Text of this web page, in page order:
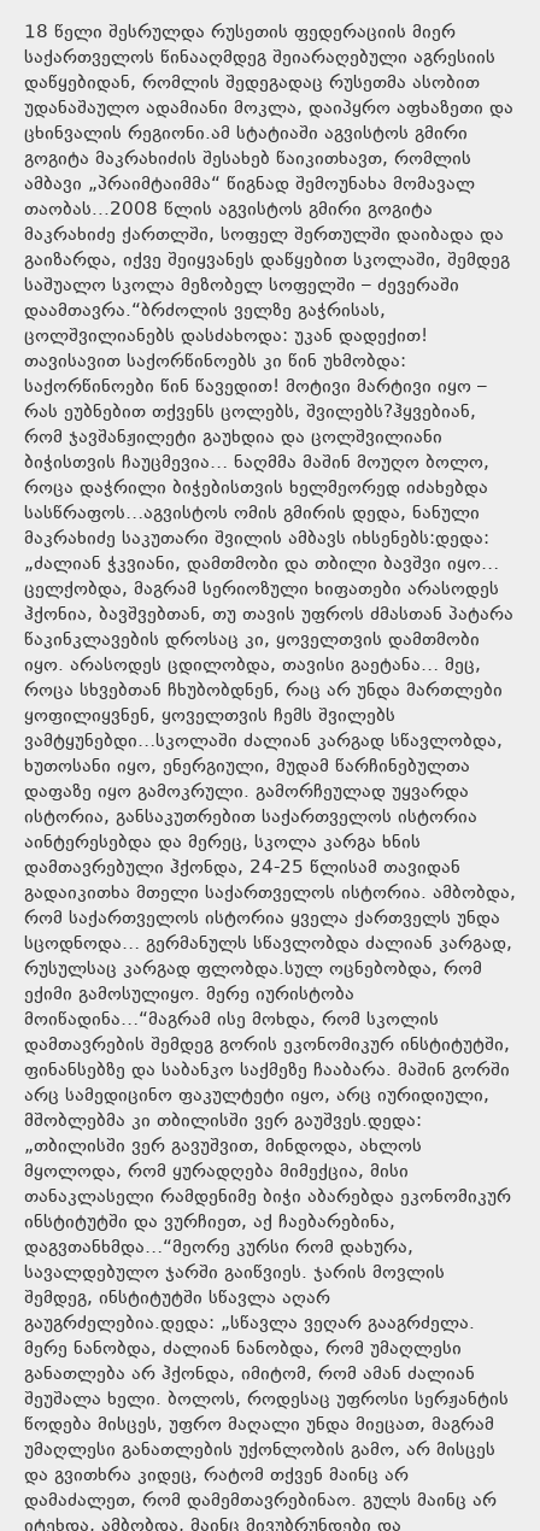
18 წელი შესრულდა რუსეთის ფედერაციის მიერ
საქართველოს წინააღმდეგ შეიარაღებული აგრესიის
დაწყებიდან, რომლის შედეგადაც რუსეთმა ასობით
უდანაშაულო ადამიანი მოკლა, დაიპყრო აფხაზეთი და
ცხინვალის რეგიონი.ამ სტატიაში აგვისტოს გმირი
გოგიტა მაკრახიძის შესახებ წაიკითხავთ, რომლის
ამბავი „პრაიმტაიმმა“ წიგნად შემოუნახა მომავალ
თაობას...2008 წლის აგვისტოს გმირი გოგიტა
მაკრახიძე ქართლში, სოფელ შერთულში დაიბადა და
გაიზარდა, იქვე შეიყვანეს დაწყებით სკოლაში, შემდეგ
საშუალო სკოლა მეზობელ სოფელში – ძევერაში
დაამთავრა.“ბრძოლის ველზე გაჭრისას,
ცოლშვილიანებს დასძახოდა: უკან დადექით!
თავისავით საქორწინოებს კი წინ უხმობდა:
საქორწინოები წინ წავედით! მოტივი მარტივი იყო –
რას ეუბნებით თქვენს ცოლებს, შვილებს?ჰყვებიან,
რომ ჯავშანჟილეტი გაუხდია და ცოლშვილიანი
ბიჭისთვის ჩაუცმევია… ნაღმმა მაშინ მოუღო ბოლო,
როცა დაჭრილი ბიჭებისთვის ხელმეორედ იძახებდა
სასწრაფოს…აგვისტოს ომის გმირის დედა, ნანული
მაკრახიძე საკუთარი შვილის ამბავს იხსენებს:დედა:
„ძალიან ჭკვიანი, დამთმობი და თბილი ბავშვი იყო…
ცელქობდა, მაგრამ სერიოზული ხიფათები არასოდეს
ჰქონია, ბავშვებთან, თუ თავის უფროს ძმასთან პატარა
წაკინკლავების დროსაც კი, ყოველთვის დამთმობი
იყო. არასოდეს ცდილობდა, თავისი გაეტანა… მეც,
როცა სხვებთან ჩხუბობდნენ, რაც არ უნდა მართლები
ყოფილიყვნენ, ყოველთვის ჩემს შვილებს
ვამტყუნებდი…სკოლაში ძალიან კარგად სწავლობდა,
ხუთოსანი იყო, ენერგიული, მუდამ წარჩინებულთა
დაფაზე იყო გამოკრული. გამორჩეულად უყვარდა
ისტორია, განსაკუთრებით საქართველოს ისტორია
აინტერესებდა და მერეც, სკოლა კარგა ხნის
დამთავრებული ჰქონდა, 24-25 წლისამ თავიდან
გადაიკითხა მთელი საქართველოს ისტორია. ამბობდა,
რომ საქართველოს ისტორია ყველა ქართველს უნდა
სცოდნოდა… გერმანულს სწავლობდა ძალიან კარგად,
რუსულსაც კარგად ფლობდა.სულ ოცნებობდა, რომ
ექიმი გამოსულიყო. მერე იურისტობა
მოიწადინა…“მაგრამ ისე მოხდა, რომ სკოლის
დამთავრების შემდეგ გორის ეკონომიკურ ინსტიტუტში,
ფინანსებზე და საბანკო საქმეზე ჩააბარა. მაშინ გორში
არც სამედიცინო ფაკულტეტი იყო, არც იურიდიული,
მშობლებმა კი თბილისში ვერ გაუშვეს.დედა:
„თბილისში ვერ გავუშვით, მინდოდა, ახლოს
მყოლოდა, რომ ყურადღება მიმექცია, მისი
თანაკლასელი რამდენიმე ბიჭი აბარებდა ეკონომიკურ
ინსტიტუტში და ვურჩიეთ, აქ ჩაებარებინა,
დაგვთანხმდა…“მეორე კურსი რომ დახურა,
სავალდებულო ჯარში გაიწვიეს. ჯარის მოვლის
შემდეგ, ინსტიტუტში სწავლა აღარ
გაუგრძელებია.დედა: „სწავლა ვეღარ გააგრძელა.
მერე ნანობდა, ძალიან ნანობდა, რომ უმაღლესი
განათლება არ ჰქონდა, იმიტომ, რომ ამან ძალიან
შეუშალა ხელი. ბოლოს, როდესაც უფროსი სერჟანტის
წოდება მისცეს, უფრო მაღალი უნდა მიეცათ, მაგრამ
უმაღლესი განათლების უქონლობის გამო, არ მისცეს
და გვითხრა კიდეც, რატომ თქვენ მაინც არ
დამაძალეთ, რომ დამემთავრებინაო. გულს მაინც არ